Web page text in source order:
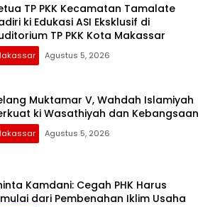
TP PKK Kecamatan Tamalate
ki Edukasi ASI Eksklusif di
TP PKK Kota Makassar
Agustus 5, 2026
Muktamar V, Wahdah Islamiyah
ki Wasathiyah dan Kebangsaan
Agustus 5, 2026
Kamdani: Cegah PHK Harus
dari Pembenahan Iklim Usaha